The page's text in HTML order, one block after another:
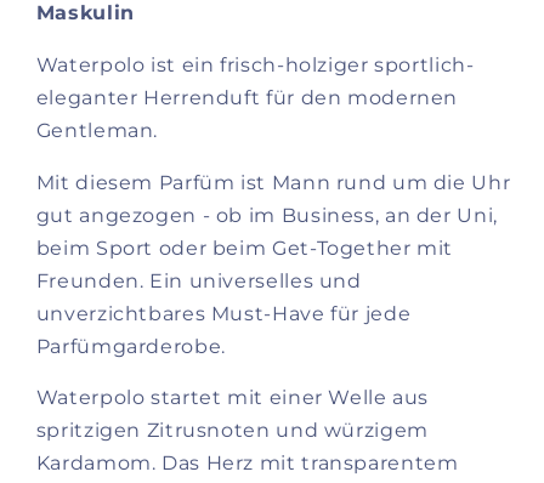
Maskulin
Waterpolo ist ein frisch-holziger sportlich-
eleganter Herrenduft für den modernen
Gentleman.
Mit diesem Parfüm ist Mann rund um die Uhr
gut angezogen - ob im Business, an der Uni,
beim Sport oder beim Get-Together mit
Freunden. Ein universelles und
unverzichtbares Must-Have für jede
Parfümgarderobe.
Waterpolo startet mit einer Welle aus
spritzigen Zitrusnoten und würzigem
Kardamom. Das Herz mit transparentem